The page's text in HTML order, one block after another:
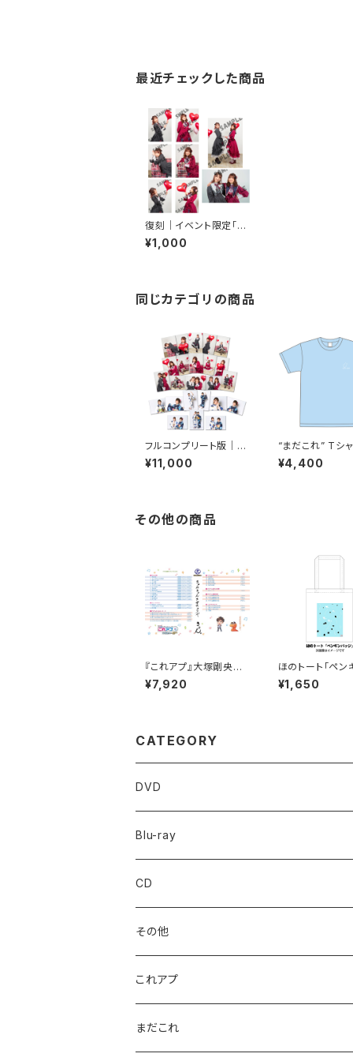
最近チェックした商品
復刻｜イベント限定「ま
だこれ」ブロマイドガシ
ャ
¥1,000
同じカテゴリの商品
フルコンプリート版｜ま
だこれブロマイド2021
¥11,000
“まだこれ” Tシ
2
¥4,400
その他の商品
『これアプ』大塚剛央の
イチ+（ぷらす）ディレク
ターズカット 太まるD
¥7,920
ほのトート「ペン
ッジ」
¥1,650
CATEGORY
DVD
Blu-ray
CD
その他
これアプ
まだこれ